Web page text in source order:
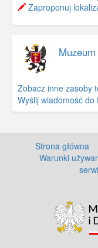
Zaproponuj
Zobacz inne zasoby
Wyślij wiadomość do
Strona główna
Warunki